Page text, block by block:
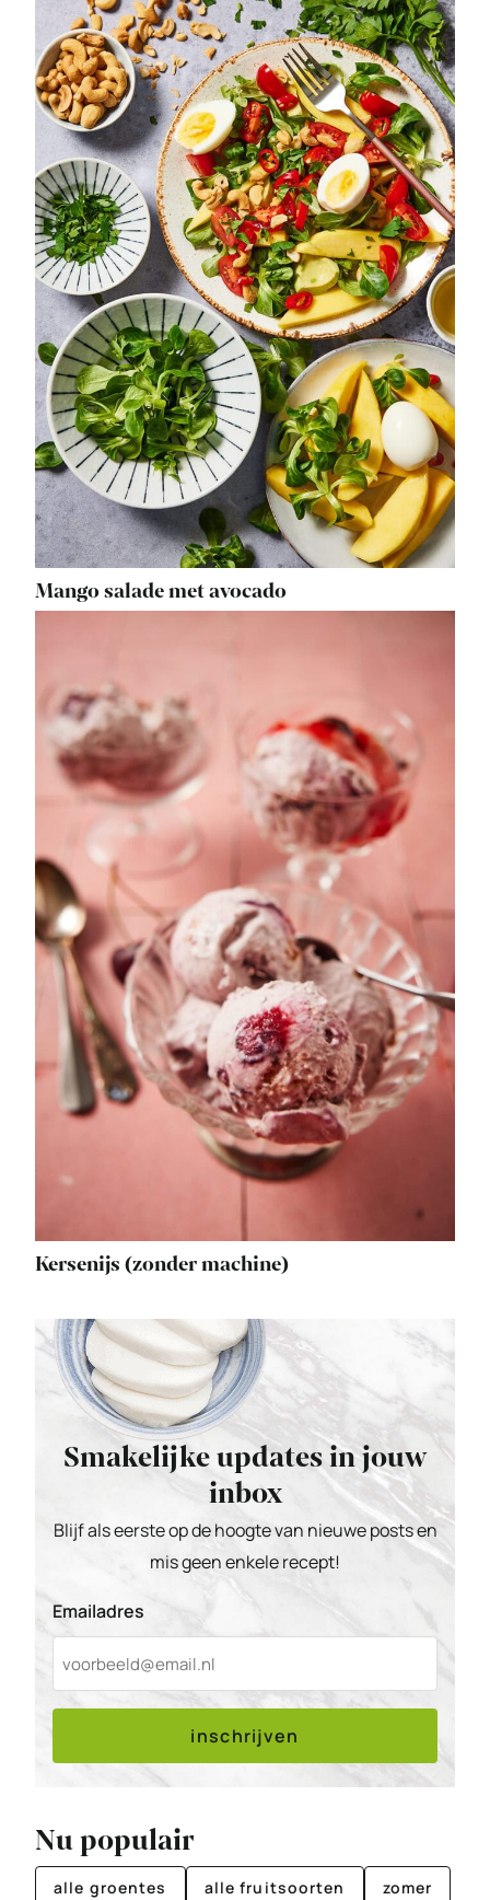
Mango salade met avocado
Kersenijs (zonder machine)
Smakelijke updates in jouw
inbox
Blijf als eerste op de hoogte van nieuwe posts en
mis geen enkele recept!
Emailadres
inschrijven
Nu populair
alle groentes alle fruitsoorten zomer